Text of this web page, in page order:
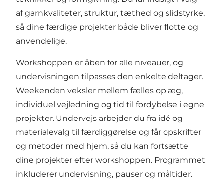
af garnkvaliteter, struktur, tæthed og slidstyrke,
så dine færdige projekter både bliver flotte og
anvendelige.
Workshoppen er åben for alle niveauer, og
undervisningen tilpasses den enkelte deltager.
Weekenden veksler mellem fælles oplæg,
individuel vejledning og tid til fordybelse i egne
projekter. Undervejs arbejder du fra idé og
materialevalg til færdiggørelse og får opskrifter
og metoder med hjem, så du kan fortsætte
dine projekter efter workshoppen. Programmet
inkluderer undervisning, pauser og måltider.